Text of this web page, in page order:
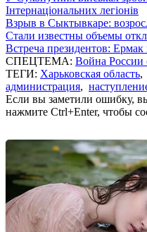
Інтернаціональних легіонів
Взрыв в Сыктывкаре:
Стали известны объемы
Встреча президентов:
СПЕЦТЕМА: Война России
ТЕГИ: Харьковская область,
администрация,
Если вы заметили ошибку,
нажмите Ctrl+Enter, чтобы